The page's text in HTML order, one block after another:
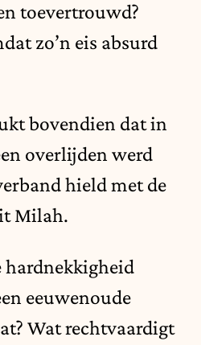
toevertrouwd?
zo’n eis absurd
bovendien dat in
overlijden werd
hield met de
Milah.
hardnekkigheid
eeuwenoude
Wat rechtvaardigt